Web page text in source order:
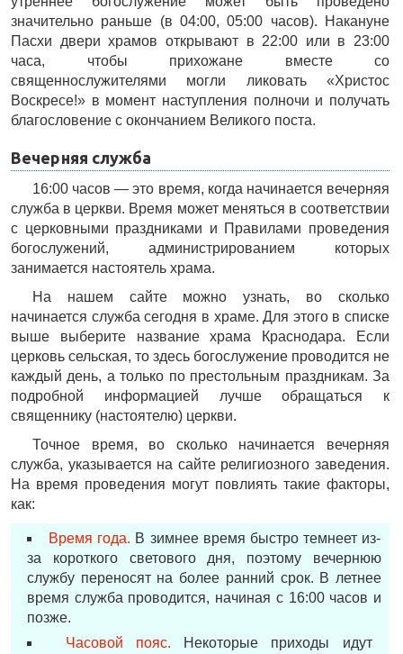
значительно раньше (в 04:00, 05:00 часов). Накануне
Пасхи двери храмов открывают в 22:00 или в 23:00
часа, чтобы прихожане вместе со
священнослужителями могли ликовать «Христос
Воскресе!» в момент наступления полночи и получать
благословение с окончанием Великого поста.
Вечерняя служба
16:00 часов — это время, когда начинается вечерняя
служба в церкви. Время может меняться в соответствии
с церковными праздниками и Правилами проведения
богослужений, администрированием которых
занимается настоятель храма.
На нашем сайте можно узнать, во сколько
начинается служба сегодня в храме. Для этого в списке
выше выберите название храма Краснодара. Если
церковь сельская, то здесь богослужение проводится не
каждый день, а только по престольным праздникам. За
подробной информацией лучше обращаться к
священнику (настоятелю) церкви.
Точное время, во сколько начинается вечерняя
служба, указывается на сайте религиозного заведения.
На время проведения могут повлиять такие факторы,
как:
Время года. В зимнее время быстро темнеет из-
за короткого светового дня, поэтому вечернюю
службу переносят на более ранний срок. В летнее
время служба проводится, начиная с 16:00 часов и
позже.
Часовой пояс. Некоторые приходы идут